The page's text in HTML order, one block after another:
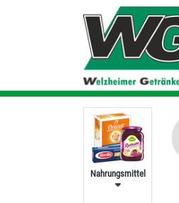
Nahrungsmittel